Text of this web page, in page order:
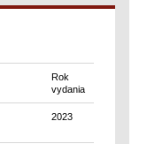
Rok
vydania
2023